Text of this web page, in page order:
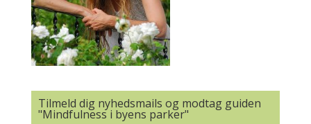
Tilmeld dig nyhedsmails og modtag guiden
"Mindfulness i byens parker"